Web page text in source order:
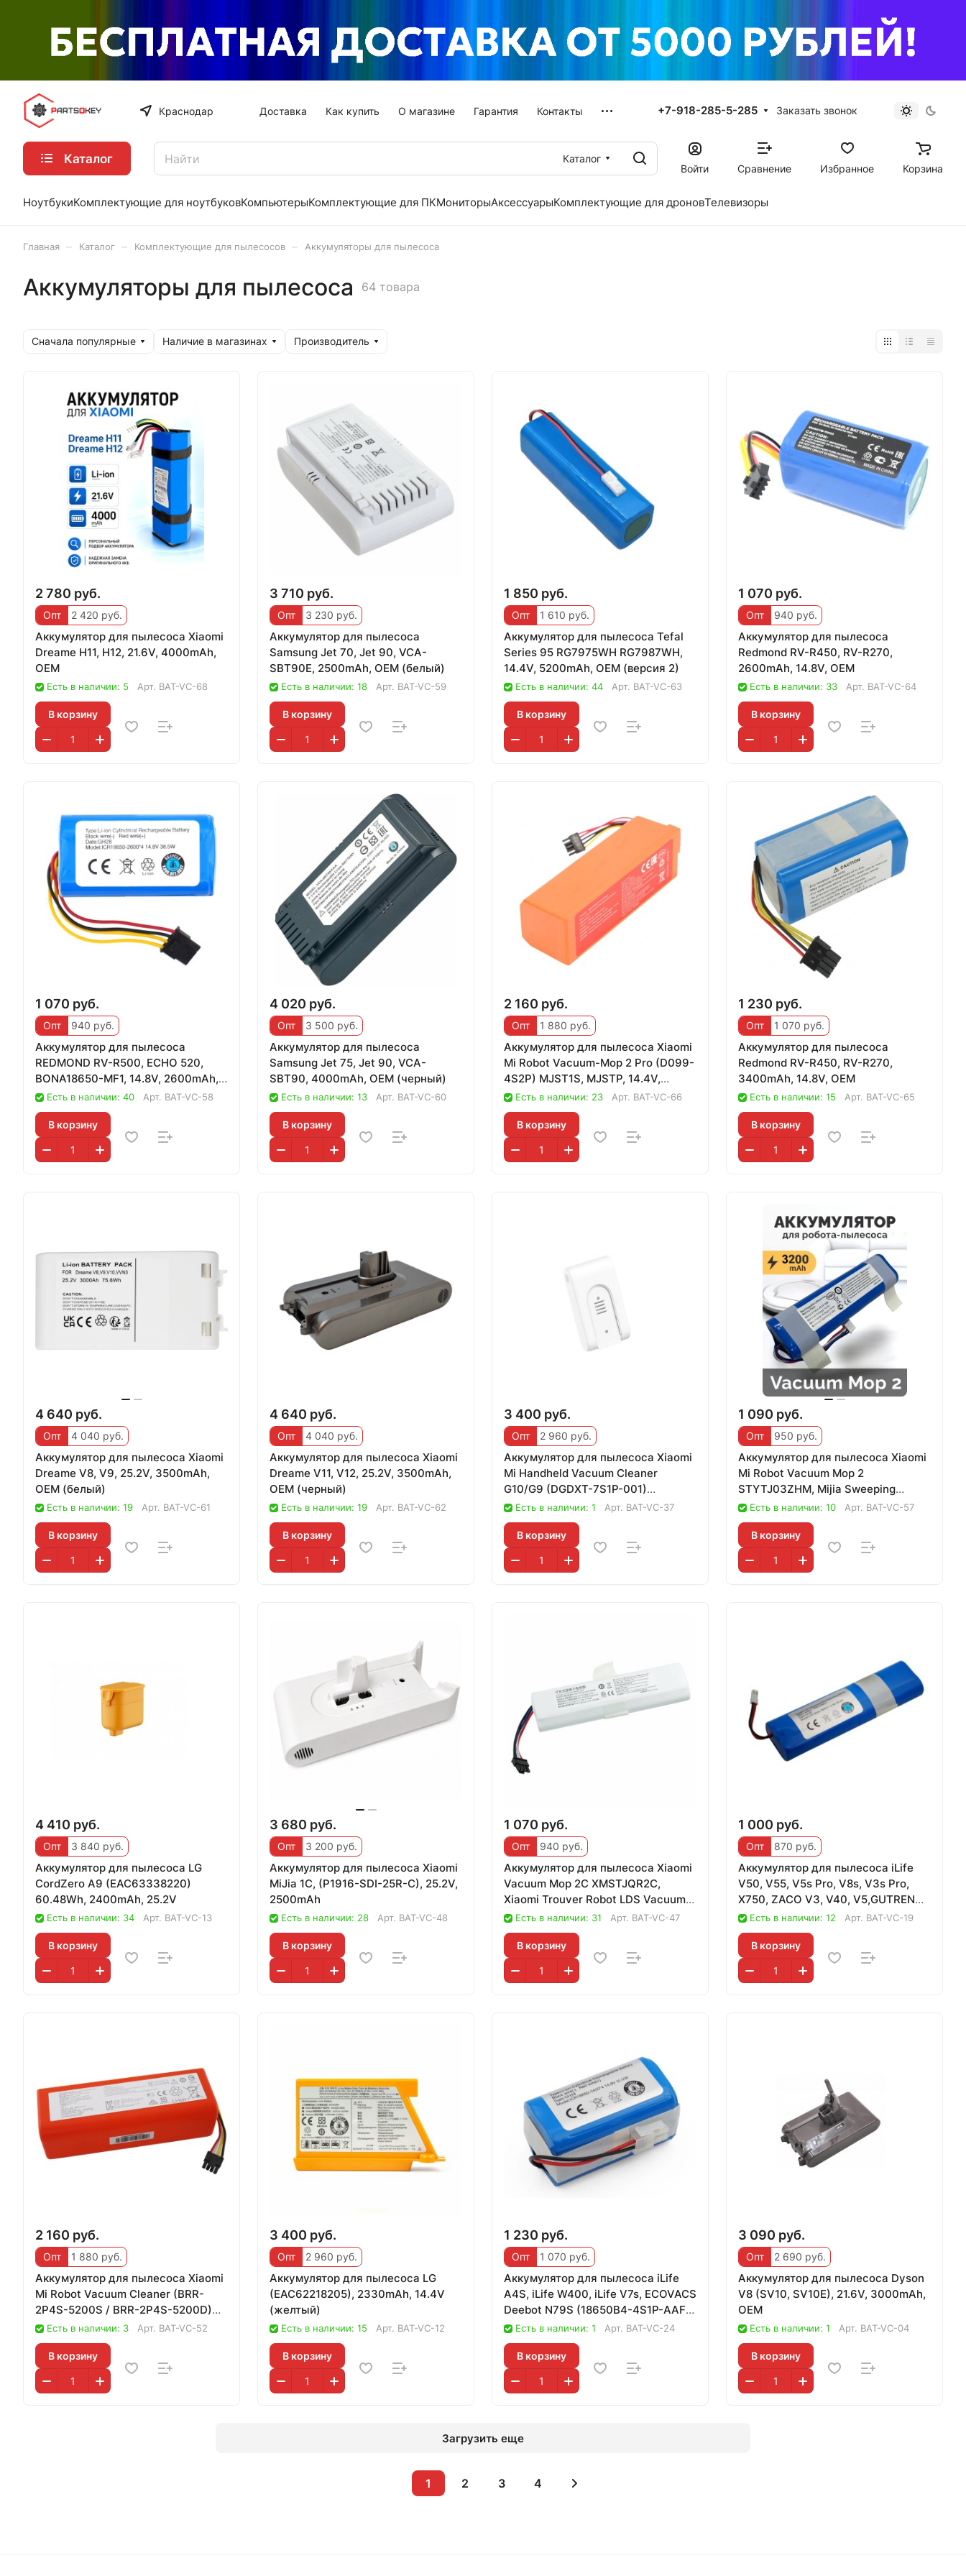
Краснодар Доставка Как купить О магазине Гарантия Контакты +7-918-285-5-285 Заказать звонок
Каталог
Каталог
Войти
Сравнение Избранное Корзина
НоутбукиКомплектующие для ноутбуковКомпьютерыКомплектующие для ПКМониторыАксессуарыКомплектующие для дроновТелевизоры
Главная Каталог Комплектующие для пылесосов Аккумуляторы для пылесоса
Аккумуляторы для пылесоса 64 товара
Сначала популярные Наличие в магазинах Производитель
2 780 руб.
Опт 2 420 руб.
Аккумулятор для пылесоса Xiaomi
Dreame H11, H12, 21.6V, 4000mAh,
OEM
Есть в наличии: 5 Арт. BAT-VC-68
В корзину
3 710 руб.
Опт 3 230 руб.
Аккумулятор для пылесоса
Samsung Jet 70, Jet 90, VCA-
SBT90E, 2500mAh, OEM (белый)
Есть в наличии: 18 Арт. BAT-VC-59
В корзину
1 850 руб.
Опт 1 610 руб.
Аккумулятор для пылесоса Tefal
Series 95 RG7975WH RG7987WH,
14.4V, 5200mAh, OEM (версия 2)
Есть в наличии: 44 Арт. BAT-VC-63
В корзину
1 070 руб.
Опт 940 руб.
Аккумулятор для пылесоса
Redmond RV-R450, RV-R270,
2600mAh, 14.8V, OEM
Есть в наличии: 33 Арт. BAT-VC-64
В корзину
1 070 руб.
Опт 940 руб.
Аккумулятор для пылесоса
REDMOND RV-R500, ECHO 520,
BONA18650-MF1, 14.8V, 2600mAh,
OEMЕсть в наличии: 40 Арт. BAT-VC-58
В корзину
4 020 руб.
Опт 3 500 руб.
Аккумулятор для пылесоса
Samsung Jet 75, Jet 90, VCA-
SBT90, 4000mAh, OEM (черный)
Есть в наличии: 13 Арт. BAT-VC-60
В корзину
2 160 руб.
Опт 1 880 руб.
Аккумулятор для пылесоса Xiaomi
Mi Robot Vacuum-Mop 2 Pro (D099-
4S2P) MJST1S, MJSTP, 14.4V,
5200mAh
Есть в наличии: 23 Арт. BAT-VC-66
В корзину
1 230 руб.
Опт 1 070 руб.
Аккумулятор для пылесоса
Redmond RV-R450, RV-R270,
3400mAh, 14.8V, OEM
Есть в наличии: 15 Арт. BAT-VC-65
В корзину
4 640 руб.
Опт 4 040 руб.
Аккумулятор для пылесоса Xiaomi
Dreame V8, V9, 25.2V, 3500mAh,
OEM (белый)
Есть в наличии: 19 Арт. BAT-VC-61
В корзину
4 640 руб.
Опт 4 040 руб.
Аккумулятор для пылесоса Xiaomi
Dreame V11, V12, 25.2V, 3500mAh,
OEM (черный)
Есть в наличии: 19 Арт. BAT-VC-62
В корзину
3 400 руб.
Опт 2 960 руб.
Аккумулятор для пылесоса Xiaomi
Mi Handheld Vacuum Cleaner
G10/G9 (DGDXT-7S1P-001)
70.56Wh, 2800mAh,
Есть в наличии: 1 Арт. BAT-VC-37
В корзину
1 090 руб.
Опт 950 руб.
Аккумулятор для пылесоса Xiaomi
Mi Robot Vacuum Mop 2
STYTJ03ZHM, Mijia Sweeping
Vacuum Cleaner 2C S
Есть в наличии: 10 Арт. BAT-VC-57
В корзину
4 410 руб.
Опт 3 840 руб.
Аккумулятор для пылесоса LG
CordZero A9 (EAC63338220)
60.48Wh, 2400mAh, 25.2V
Есть в наличии: 34 Арт. BAT-VC-13
В корзину
3 680 руб.
Опт 3 200 руб.
Аккумулятор для пылесоса Xiaomi
MiJia 1C, (P1916-SDI-25R-C), 25.2V,
2500mAh
Есть в наличии: 28 Арт. BAT-VC-48
В корзину
1 070 руб.
Опт 940 руб.
Аккумулятор для пылесоса Xiaomi
Vacuum Mop 2C XMSTJQR2C,
Xiaomi Trouver Robot LDS Vacuum
Mop Finder
Есть в наличии: 31 Арт. BAT-VC-47
В корзину
1 000 руб.
Опт 870 руб.
Аккумулятор для пылесоса iLife
V50, V55, V5s Pro, V8s, V3s Pro,
X750, ZACO V3, V40, V5,GUTREND
JOY 9
Есть в наличии: 12 Арт. BAT-VC-19
В корзину
2 160 руб.
Опт 1 880 руб.
Аккумулятор для пылесоса Xiaomi
Mi Robot Vacuum Cleaner (BRR-
2P4S-5200S / BRR-2P4S-5200D)
Roborock S
Есть в наличии: 3 Арт. BAT-VC-52
В корзину
3 400 руб.
Опт 2 960 руб.
Аккумулятор для пылесоса LG
(EAC62218205), 2330mAh, 14.4V
(желтый)
Есть в наличии: 15 Арт. BAT-VC-12
В корзину
1 230 руб.
Опт 1 070 руб.
Аккумулятор для пылесоса iLife
A4S, iLife W400, iLife V7s, ECOVACS
Deebot N79S (18650B4-4S1P-AAF-
4, Есть в наличии: 1 Арт. BAT-VC-24
В корзину
3 090 руб.
Опт 2 690 руб.
Аккумулятор для пылесоса Dyson
V8 (SV10, SV10E), 21.6V, 3000mAh,
OEM
Есть в наличии: 1 Арт. BAT-VC-04
В корзину
Загрузить еще
1 2 3 4